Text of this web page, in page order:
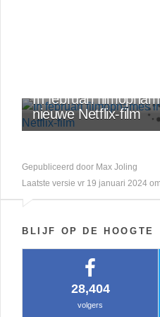
In februari
nieuwe Netflix-film
Gepubliceerd door Max Joling
Laatste versie vr 19 januari 2024
BLIJF OP DE HOOGTE
28,404
volgers